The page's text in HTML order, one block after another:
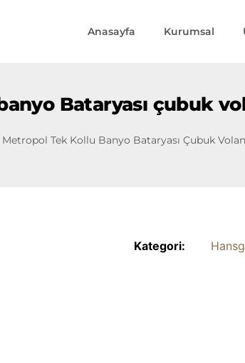
Anasayfa Kurumsal
Bataryası çubuk
Tek Kollu Banyo Bataryası Çubuk
Kategori: